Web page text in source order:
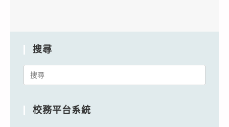
搜尋
Search
校務平台系統